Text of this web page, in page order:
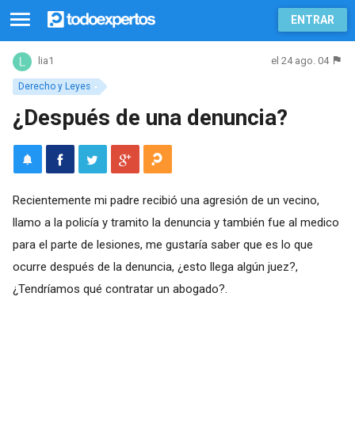
ENTRAR
Derecho y Leyes
lia1 el 24 ago. 04
¿Después de una denuncia?
Recientemente mi padre recibió una agresión de un vecino,
llamo a la policía y tramito la denuncia y también fue al medico
para el parte de lesiones, me gustaría saber que es lo que
ocurre después de la denuncia, ¿esto llega algún juez?,
¿Tendríamos qué contratar un abogado?.